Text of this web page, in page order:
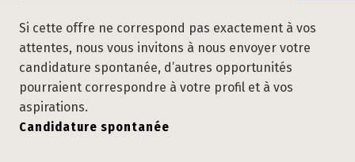
Si cette offre ne correspond pas exactement à vos
attentes, nous vous invitons à nous envoyer votre
candidature spontanée, d’autres opportunités
pourraient correspondre à votre profil et à vos
aspirations.
Candidature spontanée